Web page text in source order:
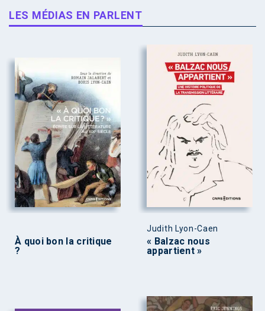
LES MÉDIAS EN PARLENT
À quoi bon la critique
?
Judith Lyon-Caen
« Balzac nous
appartient »